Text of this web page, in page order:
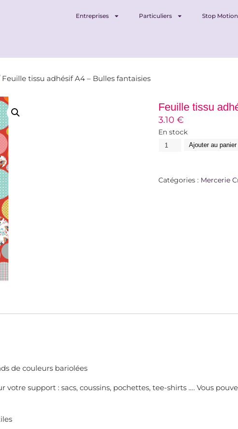
Entreprises Particuliers Stop Motion
Feuille tissu adhésif A4 – Bulles fantaisies
Feuille tissu
3.10 €
En stock
Ajouter au panier
Catégories : Mercerie
de couleurs bariolées
votre support : sacs, coussins, pochettes, tee-shirts …. Vous